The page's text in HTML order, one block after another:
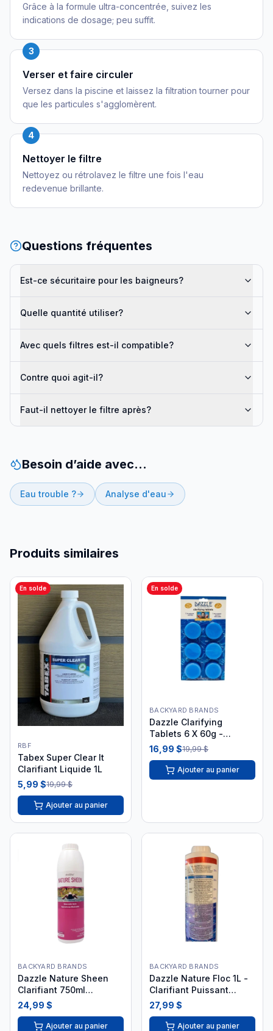
Grâce à la formule ultra-concentrée, suivez les
indications de dosage; peu suffit.
3
Verser et faire circuler
Versez dans la piscine et laissez la filtration tourner pour
que les particules s'agglomèrent.
4
Nettoyer le filtre
Nettoyez ou rétrolavez le filtre une fois l'eau
redevenue brillante.
Questions fréquentes
Est-ce sécuritaire pour les baigneurs?
Quelle quantité utiliser?
Avec quels filtres est-il compatible?
Contre quoi agit-il?
Faut-il nettoyer le filtre après?
Besoin d’aide avec…
Eau trouble ? Analyse d'eau
Produits similaires
En solde
RBF
Tabex Super Clear It
Clarifiant Liquide 1L
5,99 $19,99 $
Ajouter au panier
En solde
BACKYARD BRANDS
Dazzle Clarifying
Tablets 6 X 60g -
DAZ05025
16,99 $19,99 $
Ajouter au panier
BACKYARD BRANDS
Dazzle Nature Sheen
Clarifiant 750ml
DAZ08040
24,99 $
Ajouter au panier
BACKYARD BRANDS
Dazzle Nature Floc 1L -
Clarifiant Puissant
DAZ05030
27,99 $
Ajouter au panier